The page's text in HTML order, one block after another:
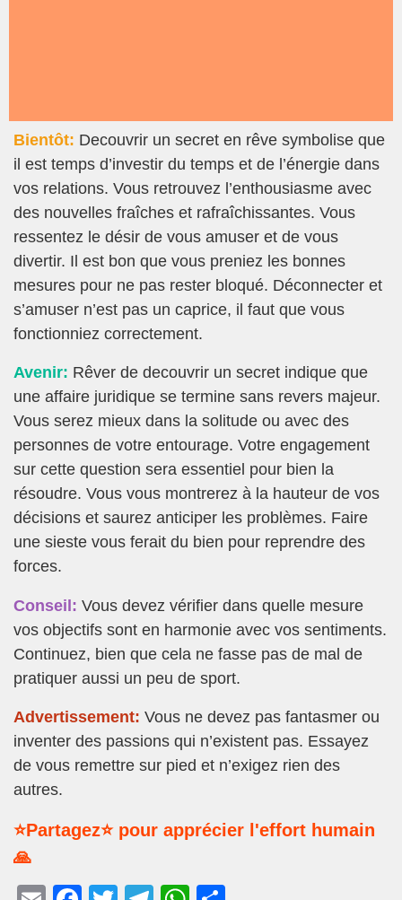
Bientôt: Decouvrir un secret en rêve symbolise que
il est temps d’investir du temps et de l’énergie dans
vos relations. Vous retrouvez l’enthousiasme avec
des nouvelles fraîches et rafraîchissantes. Vous
ressentez le désir de vous amuser et de vous
divertir. Il est bon que vous preniez les bonnes
mesures pour ne pas rester bloqué. Déconnecter et
s’amuser n’est pas un caprice, il faut que vous
fonctionniez correctement.
Avenir: Rêver de decouvrir un secret indique que
une affaire juridique se termine sans revers majeur.
Vous serez mieux dans la solitude ou avec des
personnes de votre entourage. Votre engagement
sur cette question sera essentiel pour bien la
résoudre. Vous vous montrerez à la hauteur de vos
décisions et saurez anticiper les problèmes. Faire
une sieste vous ferait du bien pour reprendre des
forces.
Conseil: Vous devez vérifier dans quelle mesure
vos objectifs sont en harmonie avec vos sentiments.
Continuez, bien que cela ne fasse pas de mal de
pratiquer aussi un peu de sport.
Advertissement: Vous ne devez pas fantasmer ou
inventer des passions qui n’existent pas. Essayez
de vous remettre sur pied et n’exigez rien des
autres.
⭐Partagez⭐ pour apprécier l'effort humain
🙏